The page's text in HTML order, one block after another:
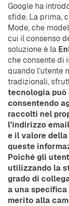
Google ha
sfide. La prima,
Mode, che
cui il consenso
soluzione è la
che consente di
quando l’utente
tradizionali,
tecnologia può
consentendo
raccolti nel
l’indirizzo
e il valore
queste
Poiché gli
utilizzando la
grado di
a una
merito alla